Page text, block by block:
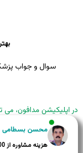
سوال و جواب
در اپلیکیشن مدافون، می
محسن بسطامی